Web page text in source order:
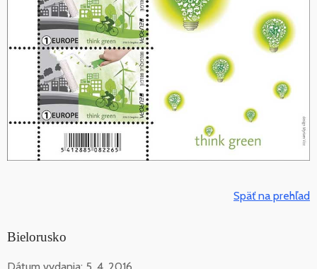
Späť na prehľad
Bielorusko